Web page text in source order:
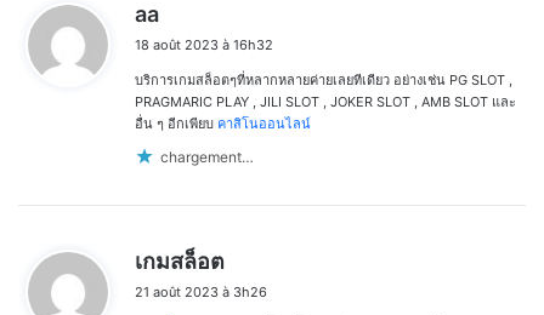
aa
t
:
18 août 2023 à 16h32
บริการเกมสล็อตๆที่หลากหลายค่ายเลยทีเดียว อย่างเช่น PG SLOT ,
PRAGMARIC PLAY , JILI SLOT , JOKER SLOT , AMB SLOT และ
อื่น ๆ อีกเพียบ คาสิโนออนไลน์
chargement…
เกมสล็อต
t
21 août 2023 à 3h26